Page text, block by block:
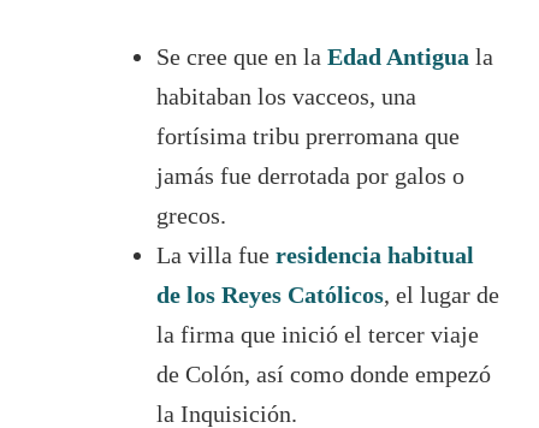
Se cree que en laEdad Antigua la
habitaban los vacceos, una
fortísima tribu prerromana que
jamás fue derrotada por galos o
grecos.
La villa fueresidencia habitual
de los Reyes Católicos, el lugar de
la firma que inició el tercer viaje
de Colón, así como donde empezó
la Inquisición.